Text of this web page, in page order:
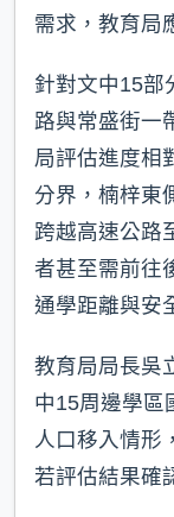
需求，教育局
針對文中15部
路與常盛街一
局評估進度相
分界，楠梓東
跨越高速公路
者甚至需前往
通學距離與安
教育局局長吳
中15周邊學區
人口移入情形
若評估結果確